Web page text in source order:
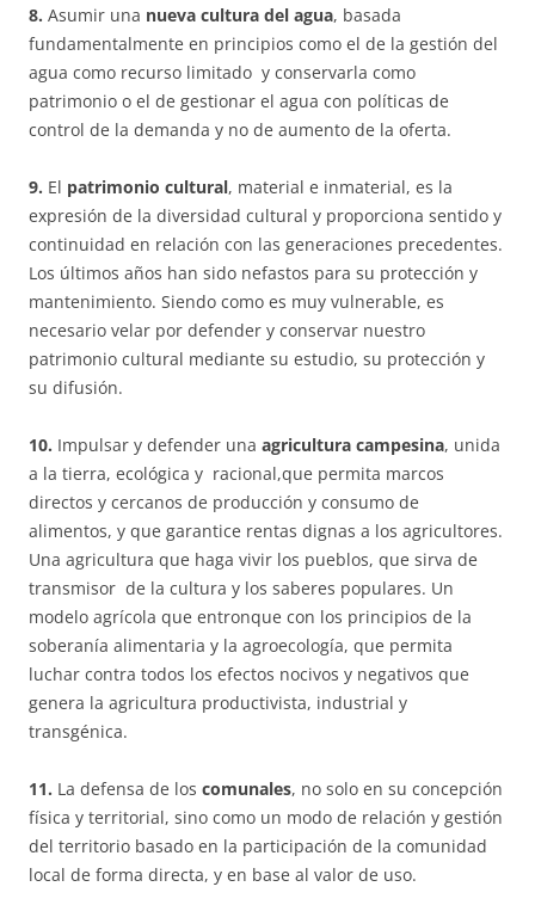
8. Asumir una nueva cultura del agua, basada
fundamentalmente en principios como el de la gestión del
agua como recurso limitado y conservarla como
patrimonio o el de gestionar el agua con políticas de
control de la demanda y no de aumento de la oferta.
9. El patrimonio cultural, material e inmaterial, es la
expresión de la diversidad cultural y proporciona sentido y
continuidad en relación con las generaciones precedentes.
Los últimos años han sido nefastos para su protección y
mantenimiento. Siendo como es muy vulnerable, es
necesario velar por defender y conservar nuestro
patrimonio cultural mediante su estudio, su protección y
su difusión.
10. Impulsar y defender una agricultura campesina, unida
a la tierra, ecológica y racional,que permita marcos
directos y cercanos de producción y consumo de
alimentos, y que garantice rentas dignas a los agricultores.
Una agricultura que haga vivir los pueblos, que sirva de
transmisor de la cultura y los saberes populares. Un
modelo agrícola que entronque con los principios de la
soberanía alimentaria y la agroecología, que permita
luchar contra todos los efectos nocivos y negativos que
genera la agricultura productivista, industrial y
transgénica.
11. La defensa de los comunales, no solo en su concepción
física y territorial, sino como un modo de relación y gestión
del territorio basado en la participación de la comunidad
local de forma directa, y en base al valor de uso.